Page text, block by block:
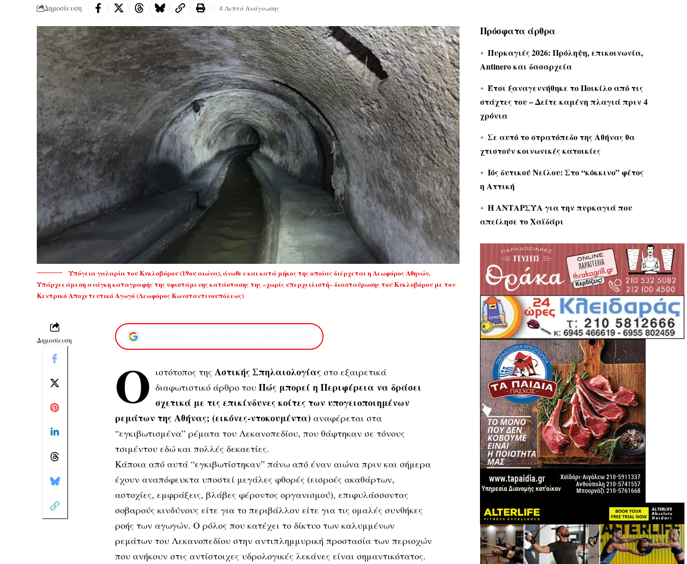
Δημοσίευση 4 Λεπτά Ανάγνωσης
Υπόγεια γαλαρία του Κυκλοβόρου (19ου αιώνα), άνωθεν και κατά μήκος της οποίας διέρχεται η Λεωφόρος Αθηνών.
Υπάρχει άμεση ανάγκη καταγραφής της υφιστάμενης κατάστασης της –χωρίς υπερχειλιστή– διασταύρωσης του Κυκλοβόρου με τον
Κεντρικό Αποχετευτικό Αγωγό (Λεωφόρος Κωνσταντινουπόλεως)
Δημοσίευση
Ο ιστότοπος της Αστικής Σπηλαιολογίαςστο εξαιρετικά
διαφωτιστικό άρθρο του Πώς μπορεί η Περιφέρεια να δράσει
σχετικά με τις επικίνδυνες κοίτες των υπογειοποιημένων
ρεμάτων της Αθήνας; (εικόνες-ντοκουμέντα)αναφέρεται στα
“εγκιβωτισμένα” ρέματα του Λεκανοπεδίου, που θάφτηκαν σε τόνους
τσιμέντου εδώ και πολλές δεκαετίες.
Κάποια από αυτά “εγκιβωτίστηκαν” πάνω από έναν αιώνα πριν και σήμερα
έχουν αναπόφευκτα υποστεί μεγάλες φθορές (εισροές ακαθάρτων,
αστοχίες, εμφράξεις, βλάβες φέροντος οργανισμού), επιφυλάσσοντας
σοβαρούς κινδύνους είτε για το περιβάλλον είτε για τις ομαλές συνθήκες
ροής των αγωγών. Ο ρόλος που κατέχει το δίκτυο των καλυμμένων
ρεμάτων του Λεκανοπεδίου στην αντιπλημμυρική προστασία των περιοχών
που ανήκουν στις αντίστοιχες υδρολογικές λεκάνες είναι σημαντικότατος.
Πρόσφατα άρθρα
Πυρκαγιές 2026: Πρόληψη, επικοινωνία,
Antinero και δασαρχεία
Έτσι ξαναγεννήθηκε το Ποικίλο από τις
στάχτες του – Δείτε καμένη πλαγιά πριν 4
χρόνια
Σε αυτό το στρατόπεδο της Αθήνας θα
χτιστούν κοινωνικές κατοικίες
Ιός δυτικού Νείλου: Στο “κόκκινο” φέτος
η Αττική
Η ΑΝΤΑΡΣΥΑ για την πυρκαγιά που
απείλησε το Χαϊδάρι